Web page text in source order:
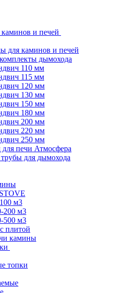
и печей
для каминов и печей
дымохода
110 мм
115 мм
120 мм
130 мм
150 мм
180 мм
200 мм
220 мм
250 мм
печи Атмосфера
для дымохода
м3
200 м3
500 м3
плитой
камины
топки